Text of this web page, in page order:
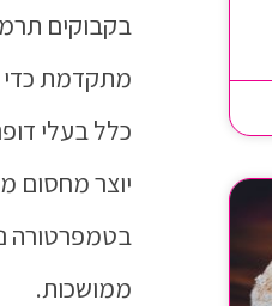
בקבוקים
מתקדמת
כלל בעלי
יוצר מחסום
בטמפרטורה
ממושכות.